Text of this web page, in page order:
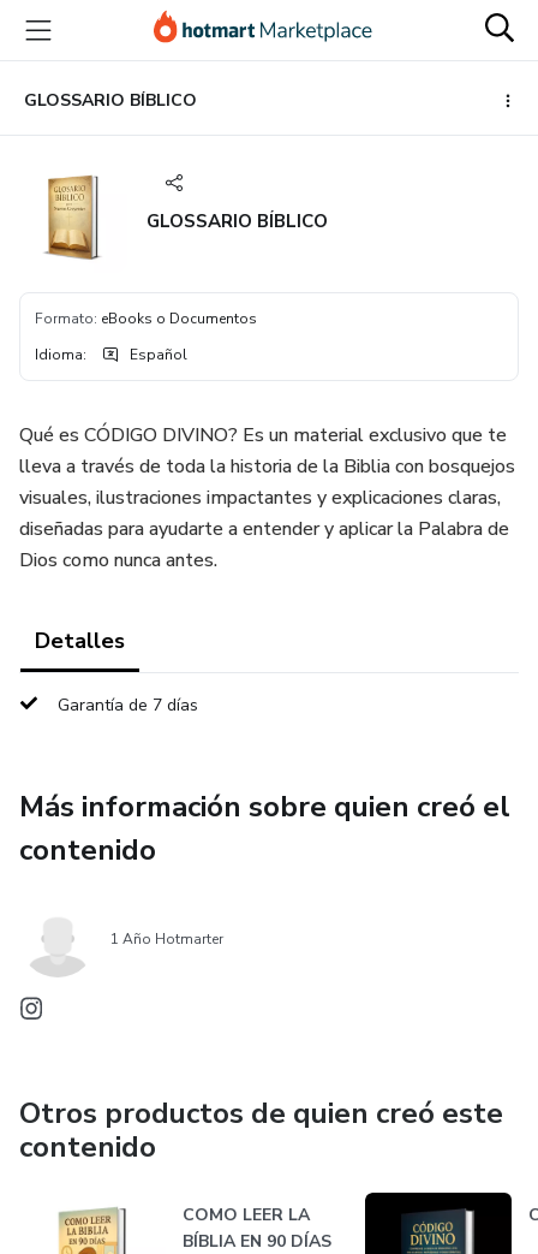
principal
página
de
página
GLOSSARIO BÍBLICO
GLOSSARIO BÍBLICO
Formato: eBooks o Documentos
Idioma: Español
Qué es CÓDIGO DIVINO? Es un material exclusivo que te
lleva a través de toda la historia de la Biblia con bosquejos
visuales, ilustraciones impactantes y explicaciones claras,
diseñadas para ayudarte a entender y aplicar la Palabra de
Dios como nunca antes.
Detalles
Garantía de 7 días
Más información sobre quien creó el
contenido
1 Año Hotmarter
Otros productos de quien creó este
contenido
COMO LEER LA
BÍBLIA EN 90 DÍAS